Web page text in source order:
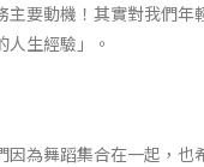
主要動機！其實對我們
生經驗」。
為舞蹈集合在一起，